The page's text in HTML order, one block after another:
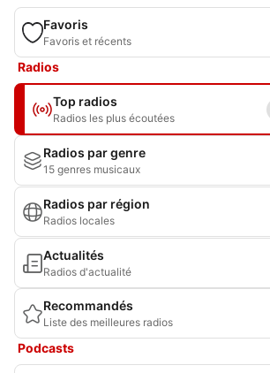
Favoris
Favoris et récents
Radios
Top radios
Radios les plus écoutées
Radios par genre
15 genres musicaux
Radios par région
Radios locales
Actualités
Radios d'actualité
Recommandés
Liste des meilleures radios
Podcasts